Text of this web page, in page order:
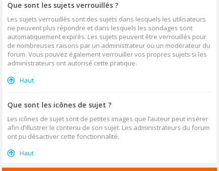
Que sont les sujets verrouillés ?
Les sujets verrouillés sont des sujets dans lesquels les utilisateurs
ne peuvent plus répondre et dans lesquels les sondages sont
automatiquement expirés. Les sujets peuvent être verrouillés pour
de nombreuses raisons par un administrateur ou un modérateur du
forum. Vous pouvez également verrouiller vos propres sujets si les
administrateurs ont autorisé cette pratique.
Haut
Que sont les icônes de sujet ?
Les icônes de sujet sont de petites images que l’auteur peut insérer
afin d’illustrer le contenu de son sujet. Les administrateurs du forum
ont pu désactiver cette fonctionnalité.
Haut